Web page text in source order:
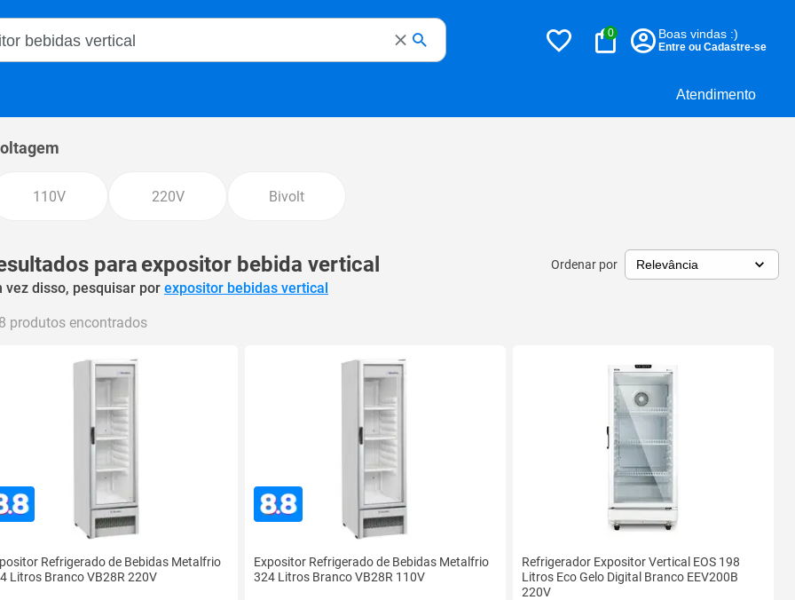
Atendimento
Magalu
0 Boas vindas :)
Entre ou Cadastre-se
110V 220V Bivolt
paraexpositor bebida vertical Ordenar por
vez disso, pesquisar por expositor bebidas vertical
produtos encontrados
Refrigerado de Bebidas Metalfrio
Litros Branco VB28R 220V
Expositor Refrigerado de Bebidas Metalfrio
324 Litros Branco VB28R 110V
Refrigerador Expositor Vertical EOS 198
Litros Eco Gelo Digital Branco EEV200B
220V